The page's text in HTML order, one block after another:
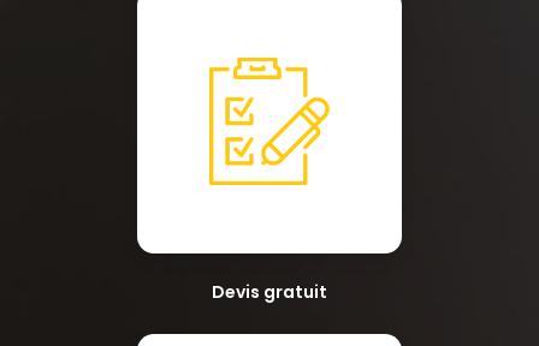
Devis gratuit